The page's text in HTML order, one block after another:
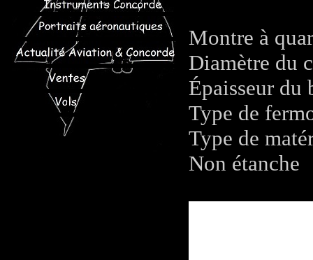
Montre à
Diamètre du
Épaisseur
Type de
Type de
Non étanche